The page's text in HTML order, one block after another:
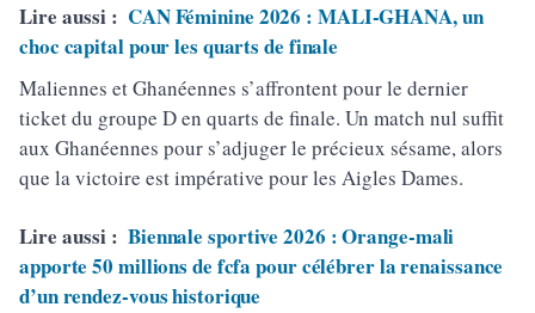
Lire aussi : CAN Féminine 2026 : MALI-GHANA, un
choc capital pour les quarts de finale
Maliennes et Ghanéennes s’affrontent pour le dernier
ticket du groupe D en quarts de finale. Un match nul suffit
aux Ghanéennes pour s’adjuger le précieux sésame, alors
que la victoire est impérative pour les Aigles Dames.
Lire aussi : Biennale sportive 2026 : Orange-mali
apporte 50 millions de fcfa pour célébrer la renaissance
d’un rendez-vous historique